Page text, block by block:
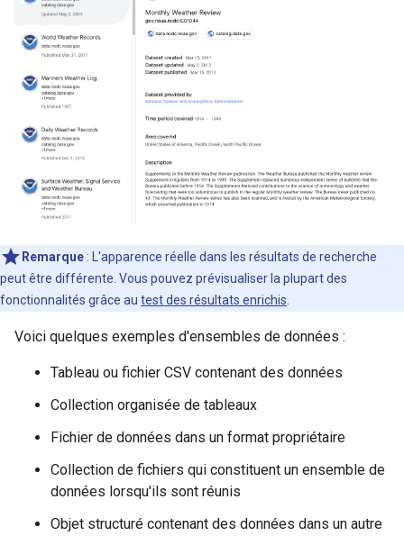
Remarque : L'apparence réelle dans les résultats de recherche
peut être différente. Vous pouvez prévisualiser la plupart des
fonctionnalités grâce au test des résultats enrichis
Voici quelques exemples d'ensembles de données :
Tableau ou fichier CSV contenant des données
Collection organisée de tableaux
Fichier de données dans un format propriétaire
Collection de fichiers qui constituent un ensemble de
données lorsqu'ils sont réunis
Objet structuré contenant des données dans un autre